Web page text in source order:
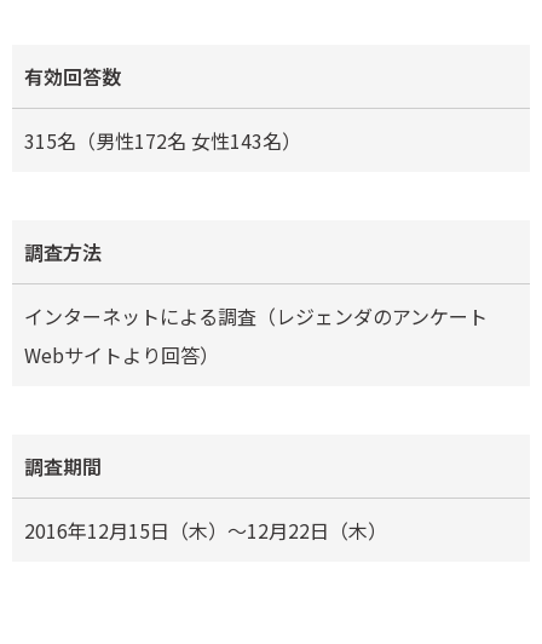
有効回答数
315名（男性172名 女性143名）
調査方法
インターネットによる調査（レジェンダのアンケート
Webサイトより回答）
調査期間
2016年12月15日（木）～12月22日（木）